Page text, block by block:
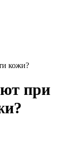
кожи?
при